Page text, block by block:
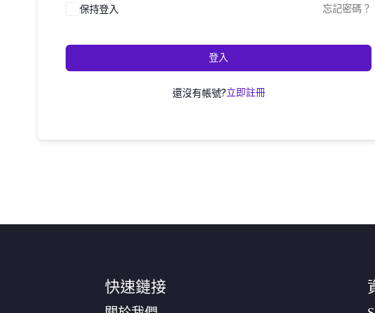
保持登入 忘記密碼？
登入
還沒有帳號?立即註冊
快速鏈接